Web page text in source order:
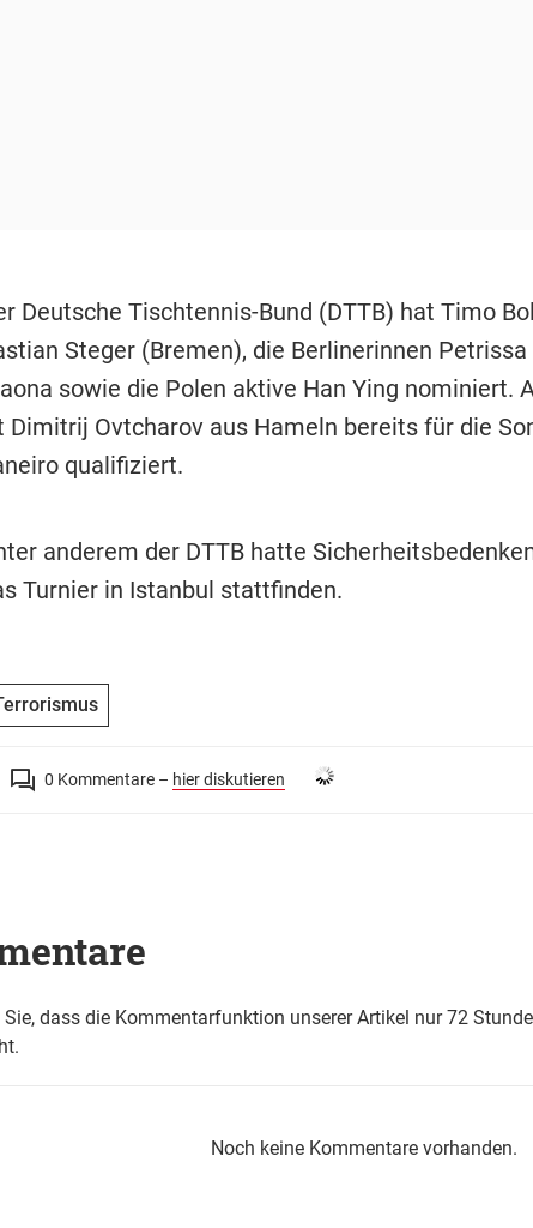
Deutsche Tischtennis-Bund (DTTB) hat Timo
Steger (Bremen), die Berlinerinnen Petrissa
sowie die Polen aktive Han Ying nominiert.
Dimitrij Ovtcharov aus Hameln bereits für die
qualifiziert.
anderem der DTTB hatte
Turnier in Istanbul stattfinden.
0 Kommentare – hier diskutieren
Sie, dass die Kommentarfunktion unserer Artikel nur 72
Noch keine Kommentare vorhanden.